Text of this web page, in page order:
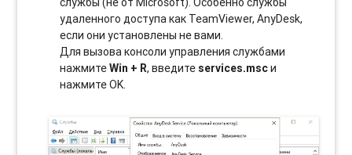
удаленного доступа как TeamViewer, AnyDesk,
если они установлены не вами.
Для вызова консоли управления службами
нажмитеWin + R, введите services.mscи
нажмите OK.